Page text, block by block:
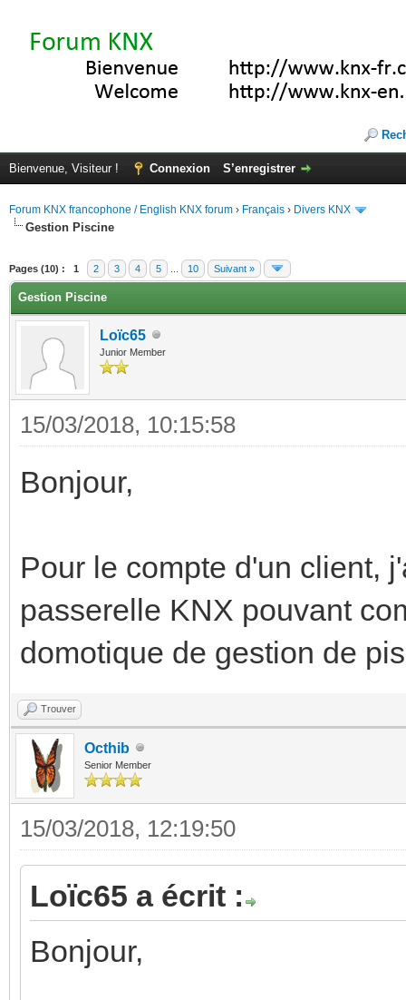
Bienvenue, Visiteur ! Connexion S’enregistrer
Forum KNX francophone / English KNX forum › Français › Divers KNX
Gestion Piscine
Pages (10) : 1 2 3 4 5 10 Suivant »
Gestion Piscine
Loïc65
Junior Member
15/03/2018, 10:15:58
Bonjour,
Pour le compte d'un client,
passerelle KNX pouvant
domotique de gestion de
Trouver
Octhib
Senior Member
15/03/2018, 12:19:50
Loïc65 a écrit :
Bonjour,